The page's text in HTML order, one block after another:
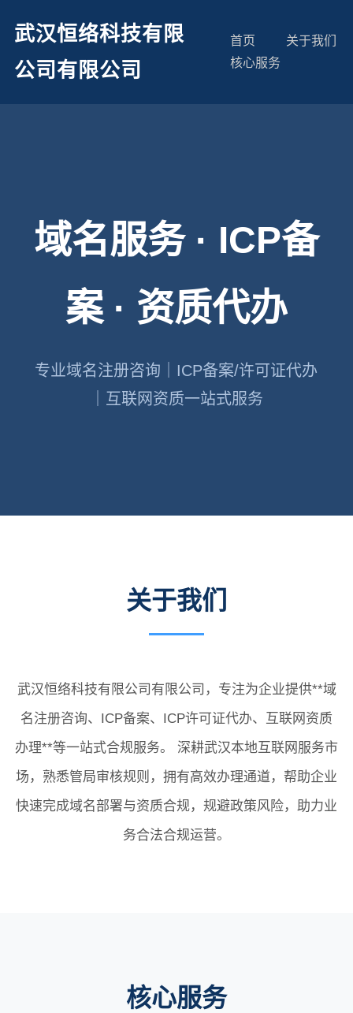
武汉恒络科技有限
公司有限公司
首页
关于我们
核心服务
域名服务 · ICP备
案 · 资质代办
专业域名注册咨询｜ICP备案/许可证代办
｜互联网资质一站式服务
关于我们
武汉恒络科技有限公司有限公司，专注为企业提供**域
名注册咨询、ICP备案、ICP许可证代办、互联网资质
办理**等一站式合规服务。 深耕武汉本地互联网服务市
场，熟悉管局审核规则，拥有高效办理通道，帮助企业
快速完成域名部署与资质合规，规避政策风险，助力业
务合法合规运营。
核心服务